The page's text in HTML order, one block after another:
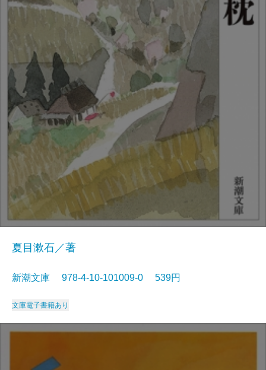
夏目漱石／著
新潮文庫 978-4-10-101009-0 539円
文庫電子書籍あり